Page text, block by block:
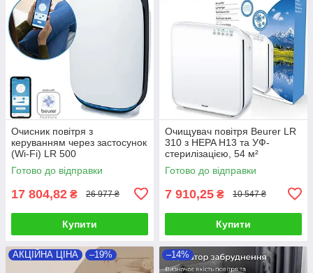
Очисник повітря з
керуванням через застосунок
(Wi-Fi) LR 500
Готово до відправки
17 804,82 ₴ 26 977 ₴
Купити
Очищувач повітря Beurer LR
310 з HEPA H13 та УФ-
стерилізацією, 54 м²
Готово до відправки
7 910,25 ₴ 10 547 ₴
Купити
АКЦІЙНА ЦІНА –19% –14%